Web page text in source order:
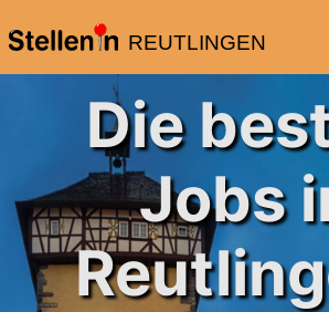
REUTLINGEN
Die
Jobs